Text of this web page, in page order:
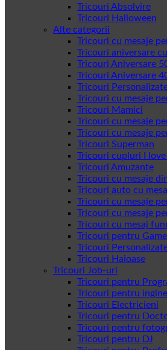
Tricouri Absolvire
Tricouri Halloween
Alte categorii
Tricouri cu mesaje
Tricouri aniversare
Tricouri Aniversare
Tricouri Aniversare
Tricouri
Tricouri cu mesaje
Tricouri Mamici
Tricouri cu mesaje
Tricouri cu mesaje
Tricouri Superman
Tricouri cupluri I
Tricouri Amuzante
Tricouri cu mesaje
Tricouri auto cu
Tricouri cu mesaje
Tricouri cu mesaje
Tricouri cu mesaj
Tricouri pentru
Tricouri
Tricouri Haioase
Tricouri Job-uri
Tricouri pentru
Tricouri pentru
Tricouri Electricieni
Tricouri pentru
Tricouri pentru
Tricouri pentru DJ